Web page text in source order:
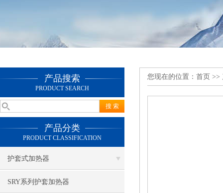
产品搜索
PRODUCT SEARCH
产品分类
PRODUCT CLASSIFICATION
护套式加热器
SRY系列护套加热器
您现在的位置： 首页 >>